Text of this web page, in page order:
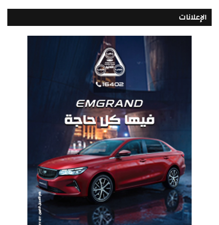
الإعلانات